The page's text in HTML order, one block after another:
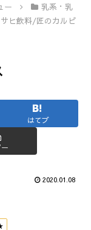
ー
乳系・乳
ヒ飲料/匠のカルピ
はてブ
2020.01.08